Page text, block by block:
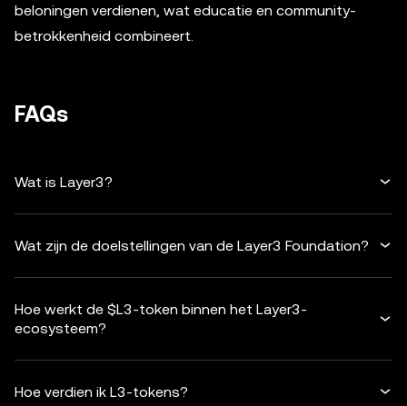
beloningen verdienen, wat educatie en community-
betrokkenheid combineert.
FAQs
Wat is Layer3?
Wat zijn de doelstellingen van de Layer3 Foundation?
Hoe werkt de $L3-token binnen het Layer3-
ecosysteem?
Hoe verdien ik L3-tokens?